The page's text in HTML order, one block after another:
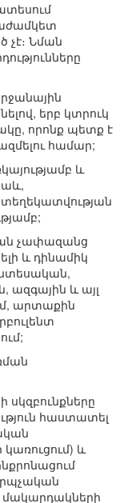
չէ։ Նման
երբ կտրուկ
որոնք պետք է
համար;
և
չափազանց
և դինամիկ
ազգային և այլ
արտաքին
հաստատել
և
մակարդակների